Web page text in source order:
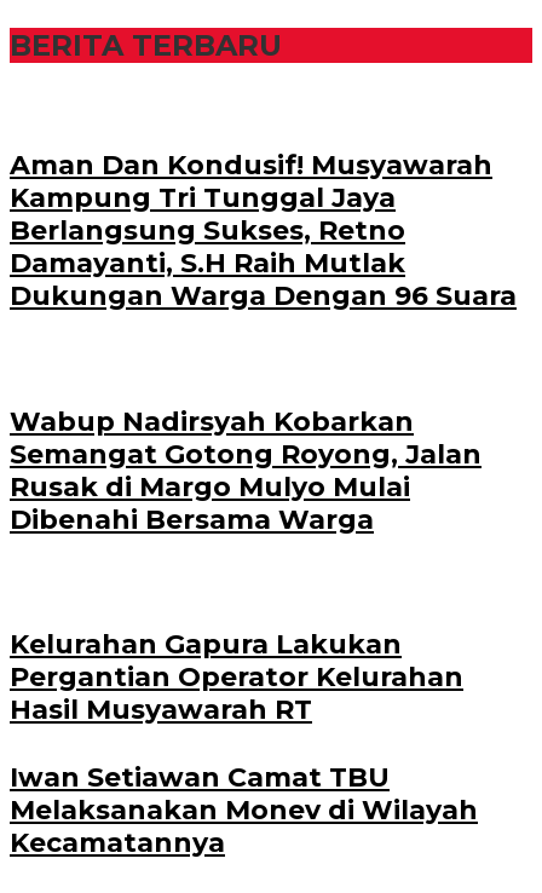
BERITA TERBARU
Aman Dan Kondusif! Musyawarah
Kampung Tri Tunggal Jaya
Berlangsung Sukses, Retno
Damayanti, S.H Raih Mutlak
Dukungan Warga Dengan 96 Suara
Wabup Nadirsyah Kobarkan
Semangat Gotong Royong, Jalan
Rusak di Margo Mulyo Mulai
Dibenahi Bersama Warga
Kelurahan Gapura Lakukan
Pergantian Operator Kelurahan
Hasil Musyawarah RT
Iwan Setiawan Camat TBU
Melaksanakan Monev di Wilayah
Kecamatannya